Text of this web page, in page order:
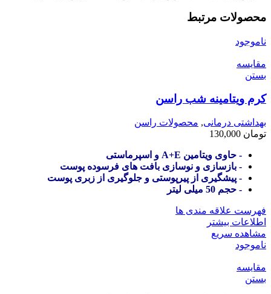
محصولات مرتبط
ناموجود
مقایسه
بستن
کرم ویتامینه شب راسن
بهداشتی درمانی, محصولات راسن
تومان
- حاوی ویتامین A+E و اسپرماستی
- بازسازی و نوسازی بافت های فرسوده پوست
- پیشگیری از پیرپوستی و جلوگیری از زبری پوست
- حجم 50 میلی لیتر
فهرست علاقه مندی ها
اطلاعات بیشتر
مشاهده سریع
ناموجود
مقایسه
بستن